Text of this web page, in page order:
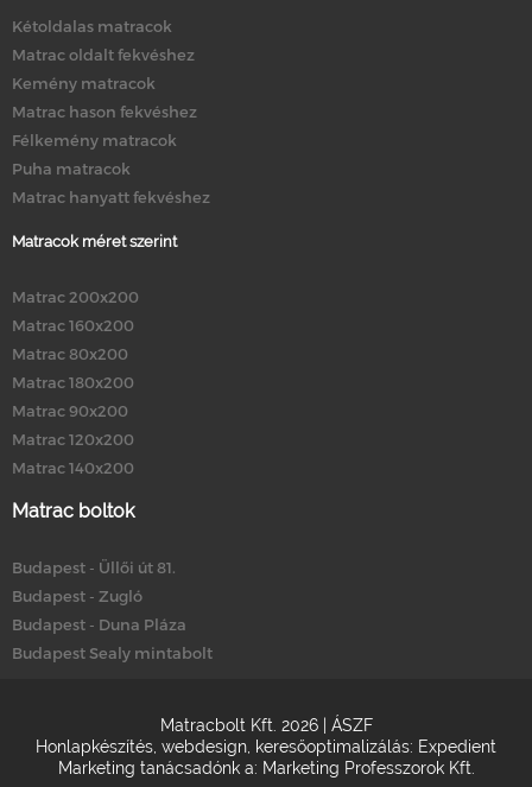
Kétoldalas matracok
Matrac oldalt fekvéshez
Kemény matracok
Matrac hason fekvéshez
Félkemény matracok
Puha matracok
Matrac hanyatt fekvéshez
Matracok méret szerint
Matrac 200x200
Matrac 160x200
Matrac 80x200
Matrac 180x200
Matrac 90x200
Matrac 120x200
Matrac 140x200
Matrac boltok
Budapest - Üllői út 81.
Budapest - Zugló
Budapest - Duna Pláza
Budapest Sealy mintabolt
Matracbolt Kft. 2026 | ÁSZF
Honlapkészítés webdesign keresőoptimalizálás: Expedient
Marketing tanácsadónk a: Marketing Professzorok Kft.